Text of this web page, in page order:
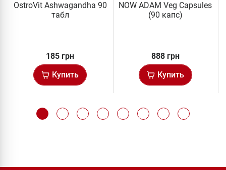
OstroVit Ashwagandha 90
табл
185 грн
Купить
NOW ADAM Veg Capsules
(90 капс)
888 грн
Купить